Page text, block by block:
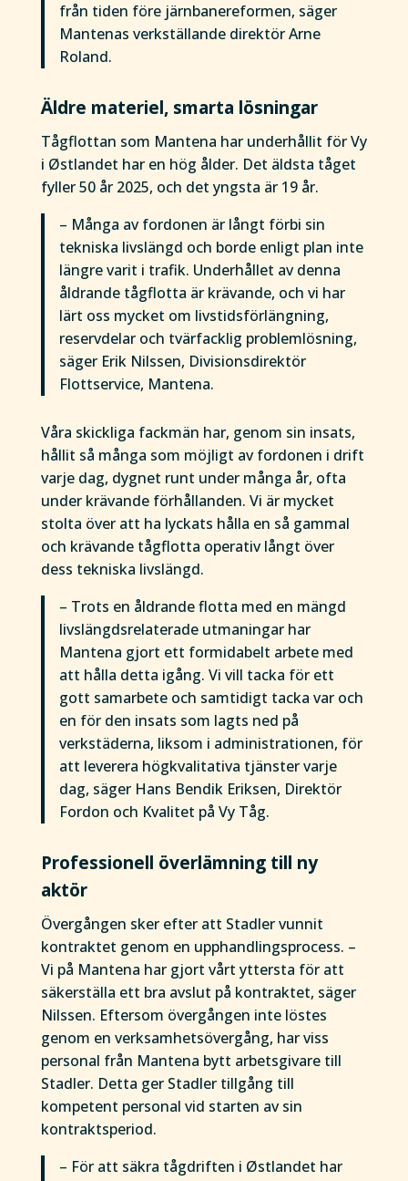
från tiden före järnbanereformen, säger
Mantenas verkställande direktör Arne
Roland.
Äldre materiel, smarta lösningar
Tågflottan som Mantena har underhållit för Vy
i Østlandet har en hög ålder. Det äldsta tåget
fyller 50 år 2025, och det yngsta är 19 år.
– Många av fordonen är långt förbi sin
tekniska livslängd och borde enligt plan inte
längre varit i trafik. Underhållet av denna
åldrande tågflotta är krävande, och vi har
lärt oss mycket om livstidsförlängning,
reservdelar och tvärfacklig problemlösning,
säger Erik Nilssen, Divisionsdirektör
Flottservice, Mantena.
Våra skickliga fackmän har, genom sin insats,
hållit så många som möjligt av fordonen i drift
varje dag, dygnet runt under många år, ofta
under krävande förhållanden. Vi är mycket
stolta över att ha lyckats hålla en så gammal
och krävande tågflotta operativ långt över
dess tekniska livslängd.
– Trots en åldrande flotta med en mängd
livslängdsrelaterade utmaningar har
Mantena gjort ett formidabelt arbete med
att hålla detta igång. Vi vill tacka för ett
gott samarbete och samtidigt tacka var och
en för den insats som lagts ned på
verkstäderna, liksom i administrationen, för
att leverera högkvalitativa tjänster varje
dag, säger Hans Bendik Eriksen, Direktör
Fordon och Kvalitet på Vy Tåg.
Professionell överlämning till ny
aktör
Övergången sker efter att Stadler vunnit
kontraktet genom en upphandlingsprocess. –
Vi på Mantena har gjort vårt yttersta för att
säkerställa ett bra avslut på kontraktet, säger
Nilssen. Eftersom övergången inte löstes
genom en verksamhetsövergång, har viss
personal från Mantena bytt arbetsgivare till
Stadler. Detta ger Stadler tillgång till
kompetent personal vid starten av sin
kontraktsperiod.
– För att säkra tågdriften i Østlandet har